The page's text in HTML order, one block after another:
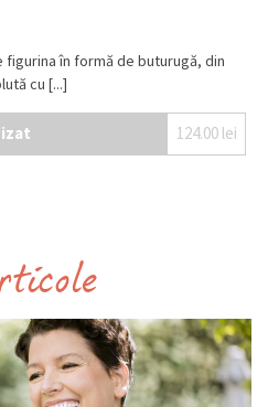
în formă de buturugă, din
cu [...]
124.00 lei